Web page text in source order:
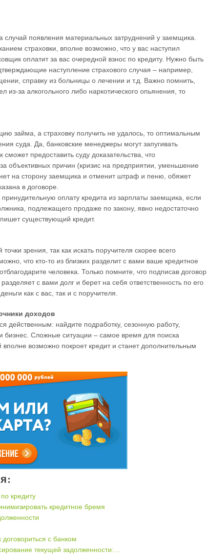
случай появления материальных затруднений у заемщика.
страховки, вполне возможно, что у вас наступил
оплатит за вас очередной взнос по кредиту. Нужно быть
наступление страхового случая – например,
справку из больницы о лечении и т.д. Важно помнить,
из-за алкогольного либо наркотического опьянения, то
займа, а страховку получить не удалось, то оптимальным
суда. Да, банковские менеджеры могут запугивать
предоставить суду доказательства, что
объективных причин (кризис на предприятии, уменьшение
на сторону заемщика и отменит штраф и пеню, обяжет
в договоре.
оплату кредита из зарплаты заемщика, если
подлежащего продаже по закону, явно недостаточно
существующий кредит.
зрения, так как искать поручителя скорее всего
что кто-то из близких разделит с вами ваше кредитное
человека. Только помните, что подписав договор
с вами долг и берет на себя ответственность по его
как с вас, так и с поручителя.
доходов
действенным: найдите подработку, сезонную работу,
бизнес. Сложные ситуации – самое время для поиска
вполне возможно покроет кредит и станет дополнительным
кредиту
кредитное бремя
с банком
текущей задолженности:…